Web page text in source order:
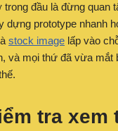
trong đầu là đừng quan
dựng prototype nhanh
stock image lấp vào
và mọi thứ đã vừa mắt
tra xem